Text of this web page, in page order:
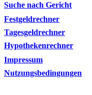
Suche nach Gericht
Festgeldrechner
Tagesgeldrechner
Hypothekenrechner
Impressum
Nutzungsbedingungen